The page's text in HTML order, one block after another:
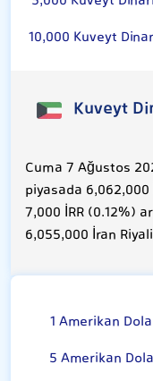
10,000 Kuveyt
Kuveyt
Cuma 7 Ağustos
piyasada
7,000 İRR (0.12%)
6,055,000 İran
1 Amerikan
5 Amerikan